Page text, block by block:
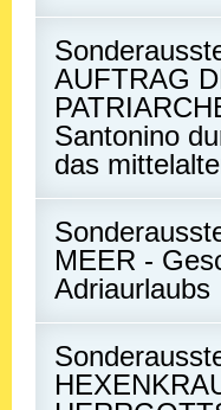
AUFTRAG
Santonino
das
MEER -
Adriaurlaubs